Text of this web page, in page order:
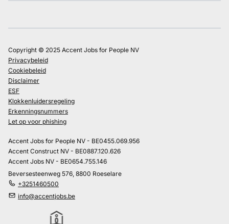
Copyright © 2025 Accent Jobs for People NV
Privacybeleid
Cookiebeleid
Disclaimer
ESF
Klokkenluidersregeling
Erkenningsnummers
Let op voor phishing
Accent Jobs for People NV - BE0455.069.956
Accent Construct NV - BE0887.120.626
Accent Jobs NV - BE0654.755.146
Beversesteenweg 576, 8800 Roeselare
+3251460500
info@accentjobs.be